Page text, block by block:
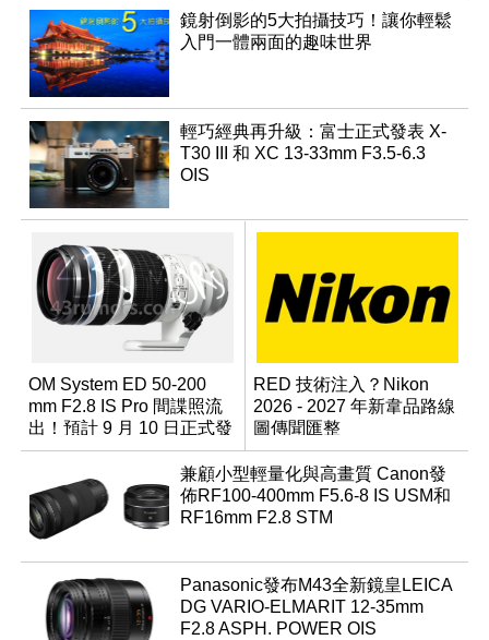
鏡射倒影的5大拍攝技巧！讓你輕鬆
入門一體兩面的趣味世界
輕巧經典再升級：富士正式發表 X-
T30 III 和 XC 13-33mm F3.5-6.3
OIS
OM System ED 50-200
mm F2.8 IS Pro 間諜照流
出！預計 9 月 10 日正式發
表
RED 技術注入？Nikon
2026 - 2027 年新韋品路線
圖傳聞匯整
兼顧小型輕量化與高畫質 Canon發
佈RF100-400mm F5.6-8 IS USM和
RF16mm F2.8 STM
Panasonic發布M43全新鏡皇LEICA
DG VARIO-ELMARIT 12-35mm
F2.8 ASPH. POWER OIS